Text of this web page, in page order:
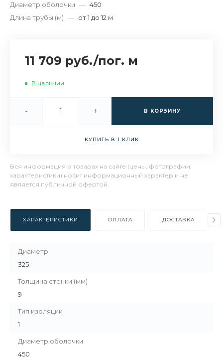
Диаметр оболочки — 450
Длина трубы (м) — от 1 до 12 м
11 709 руб./пог. м
В наличии
- + В КОРЗИНУ
КУПИТЬ В 1 КЛИК
Вся информация о товарах на сайте (цены, фотографии,
характеристики) носит информационный характер и не
является публичной офертой.
ХАРАКТЕРИСТИКИ ОПЛАТА ДОСТАВКА
Диаметр
325
Толщина стенки (мм)
9
Тип изоляции
1
Диаметр оболочки
450